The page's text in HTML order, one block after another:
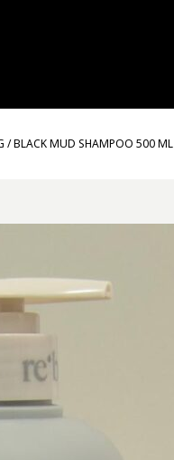
/ BLACK MUD SHAMPOO 500 ML